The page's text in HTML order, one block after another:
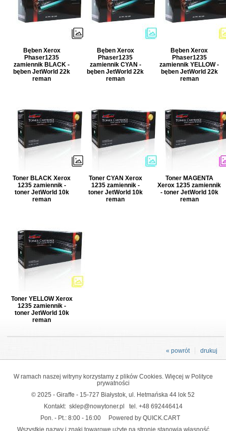
Bęben Xerox
Phaser1235
zamiennik BLACK -
bęben JetWorld 22k
reman
Bęben Xerox
Phaser1235
zamiennik CYAN -
bęben JetWorld 22k
reman
Bęben Xerox
Phaser1235
zamiennik YELLOW -
bęben JetWorld 22k
reman
Toner BLACK Xerox
1235 zamiennik -
toner JetWorld 10k
reman
Toner CYAN Xerox
1235 zamiennik -
toner JetWorld 10k
reman
Toner MAGENTA
Xerox 1235 zamiennik
- toner JetWorld 10k
reman
Toner YELLOW Xerox
1235 zamiennik -
toner JetWorld 10k
reman
drukuj
« powrót
W ramach naszej witryny korzystamy z plików Cookies. Więcej w Polityce
prywatności
© 2025 - Giraffe - 15-727 Białystok, ul. Hetmańska 44 lok 52
Kontakt: sklep@nowytoner.pl tel. +48 692446414
Pon. - Pt.: 8:00 - 16:00
Powered by QUICK.CART
Wszystkie nazwy i znaki towarowe użyte na stronie stanowią własność